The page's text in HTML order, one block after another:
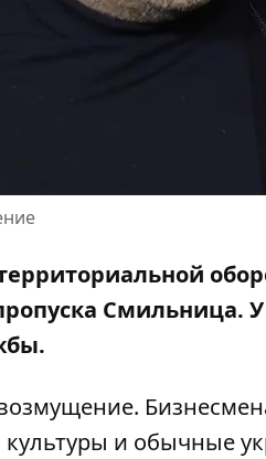
Смильница.
культуры и обычные